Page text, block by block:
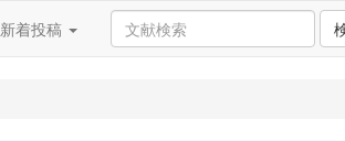
新着投稿